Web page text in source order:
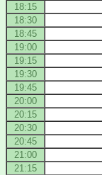
18:15
18:30
18:45
19:00
19:15
19:30
19:45
20:00
20:15
20:30
20:45
21:00
21:15